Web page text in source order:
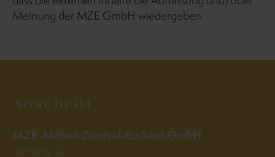
Meinung der MZE GmbH wiedergeben.
Anschrift
MZE-Möbel-Zentral-Einkauf GmbH
Lohweg 31